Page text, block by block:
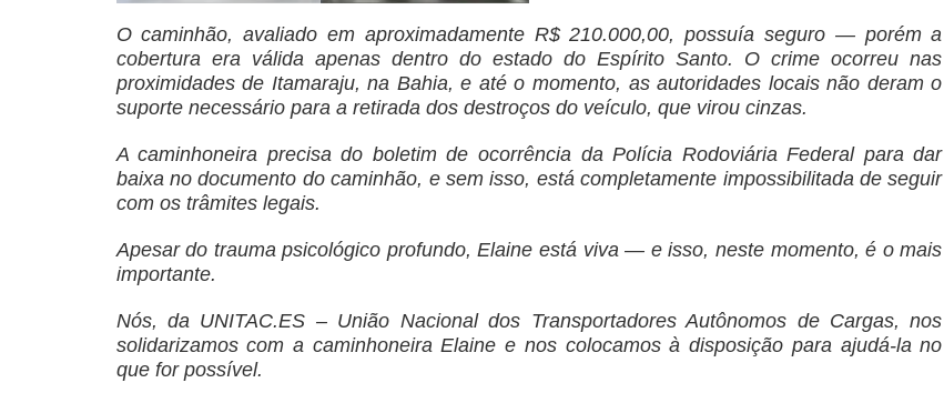
O caminhão, avaliado em aproximadamente R$ 210.000,00, possuía seguro — porém a
cobertura era válida apenas dentro do estado do Espírito Santo. O crime ocorreu nas
proximidades de Itamaraju, na Bahia, e até o momento, as autoridades locais não deram o
suporte necessário para a retirada dos destroços do veículo, que virou cinzas.
A caminhoneira precisa do boletim de ocorrência da Polícia Rodoviária Federal para dar
baixa no documento do caminhão, e sem isso, está completamente impossibilitada de seguir
com os trâmites legais.
Apesar do trauma psicológico profundo, Elaine está viva — e isso, neste momento, é o mais
importante.
Nós, da UNITAC.ES – União Nacional dos Transportadores Autônomos de Cargas, nos
solidarizamos com a caminhoneira Elaine e nos colocamos à disposição para ajudá-la no
que for possível.